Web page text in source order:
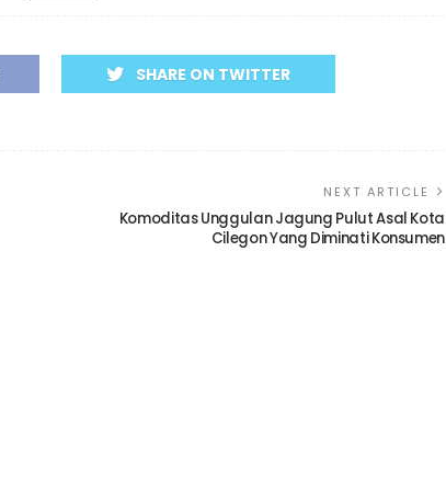
SHARE ON TWITTER
NEXT ARTICLE
Komoditas Unggulan Jagung Pulut Asal Kota
Cilegon Yang Diminati Konsumen